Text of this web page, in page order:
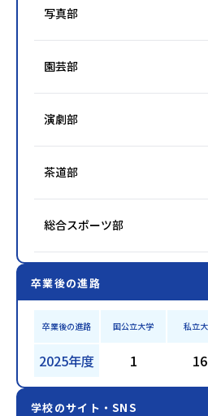
写真部
園芸部
演劇部
茶道部
総合スポーツ部
卒業後の進路
卒業後の進路 国公立大学 私立
2025年度 1 16
学校のサイト・SNS